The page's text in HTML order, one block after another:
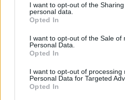
not limited to your visit or usage
grant or deny consent to Google
use your data for below specified
consent section.
I want to opt-out of the
personal data.
Opted In
I want to opt-out of the Sale of
Personal Data.
Opted In
I want to opt-out of processing
Personal Data for Targeted
Opted In
Condividi l'articolo
F T PiWS